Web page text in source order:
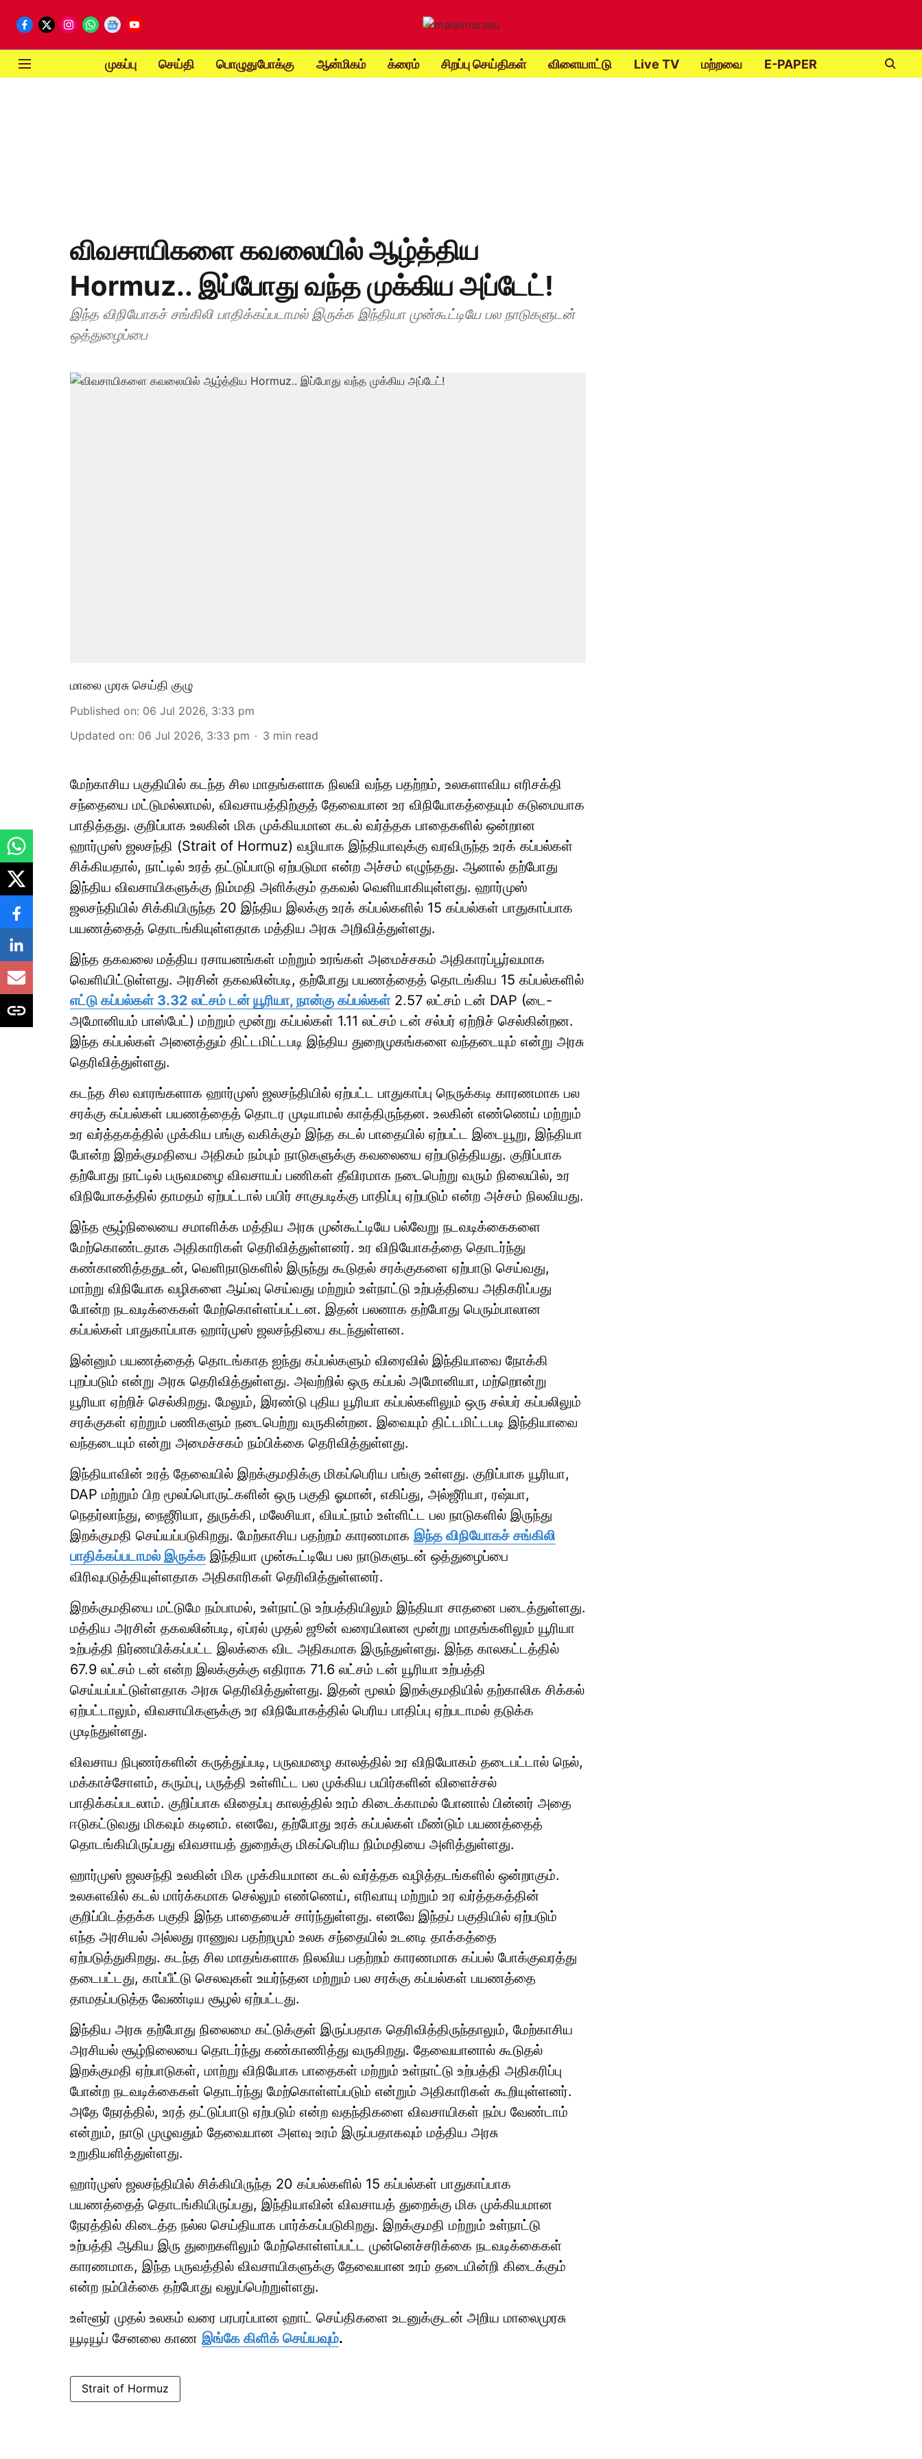
முகப்பு செய்தி பொழுதுபோக்கு ஆன்மிகம் க்ரைம் சிறப்பு செய்திகள் விளையாட்டு Live TV மற்றவை E-PAPER
விவசாயிகளை கவலையில் ஆழ்த்திய
Hormuz.. இப்போது வந்த முக்கிய அப்டேட்!
இந்த விநியோகச் சங்கிலி பாதிக்கப்படாமல் இருக்க இந்தியா முன்கூட்டியே பல நாடுகளுடன்
ஒத்துழைப்பை
மாலை முரசு செய்தி குழு
Published on: 06 Jul 2026, 3:33 pm
Updated on: 06 Jul 2026, 3:33 pm 3 min read
மேற்காசிய பகுதியில் கடந்த சில மாதங்களாக நிலவி வந்த பதற்றம், உலகளாவிய எரிசக்தி
சந்தையை மட்டுமல்லாமல், விவசாயத்திற்குத் தேவையான உர விநியோகத்தையும் கடுமையாக
பாதித்தது. குறிப்பாக உலகின் மிக முக்கியமான கடல் வர்த்தக பாதைகளில் ஒன்றான
ஹார்முஸ் ஜலசந்தி (Strait of Hormuz) வழியாக இந்தியாவுக்கு வரவிருந்த உரக் கப்பல்கள்
சிக்கியதால், நாட்டில் உரத் தட்டுப்பாடு ஏற்படுமா என்ற அச்சம் எழுந்தது. ஆனால் தற்போது
இந்திய விவசாயிகளுக்கு நிம்மதி அளிக்கும் தகவல் வெளியாகியுள்ளது. ஹார்முஸ்
ஜலசந்தியில் சிக்கியிருந்த 20 இந்திய இலக்கு உரக் கப்பல்களில் 15 கப்பல்கள் பாதுகாப்பாக
பயணத்தைத் தொடங்கியுள்ளதாக மத்திய அரசு அறிவித்துள்ளது.
இந்த தகவலை மத்திய ரசாயனங்கள் மற்றும் உரங்கள் அமைச்சகம் அதிகாரப்பூர்வமாக
வெளியிட்டுள்ளது. அரசின் தகவலின்படி, தற்போது பயணத்தைத் தொடங்கிய 15 கப்பல்களில்
எட்டு கப்பல்கள் 3.32 லட்சம் டன் யூரியா, நான்கு கப்பல்கள்2.57 லட்சம் டன் DAP (டை-
அமோனியம் பாஸ்பேட்) மற்றும் மூன்று கப்பல்கள் 1.11 லட்சம் டன் சல்பர் ஏற்றிச் செல்கின்றன.
இந்த கப்பல்கள் அனைத்தும் திட்டமிட்டபடி இந்திய துறைமுகங்களை வந்தடையும் என்று அரசு
தெரிவித்துள்ளது.
கடந்த சில வாரங்களாக ஹார்முஸ் ஜலசந்தியில் ஏற்பட்ட பாதுகாப்பு நெருக்கடி காரணமாக பல
சரக்கு கப்பல்கள் பயணத்தைத் தொடர முடியாமல் காத்திருந்தன. உலகின் எண்ணெய் மற்றும்
உர வர்த்தகத்தில் முக்கிய பங்கு வகிக்கும் இந்த கடல் பாதையில் ஏற்பட்ட இடையூறு, இந்தியா
போன்ற இறக்குமதியை அதிகம் நம்பும் நாடுகளுக்கு கவலையை ஏற்படுத்தியது. குறிப்பாக
தற்போது நாட்டில் பருவமழை விவசாயப் பணிகள் தீவிரமாக நடைபெற்று வரும் நிலையில், உர
விநியோகத்தில் தாமதம் ஏற்பட்டால் பயிர் சாகுபடிக்கு பாதிப்பு ஏற்படும் என்ற அச்சம் நிலவியது.
இந்த சூழ்நிலையை சமாளிக்க மத்திய அரசு முன்கூட்டியே பல்வேறு நடவடிக்கைகளை
மேற்கொண்டதாக அதிகாரிகள் தெரிவித்துள்ளனர். உர விநியோகத்தை தொடர்ந்து
கண்காணித்ததுடன், வெளிநாடுகளில் இருந்து கூடுதல் சரக்குகளை ஏற்பாடு செய்வது,
மாற்று விநியோக வழிகளை ஆய்வு செய்வது மற்றும் உள்நாட்டு உற்பத்தியை அதிகரிப்பது
போன்ற நடவடிக்கைகள் மேற்கொள்ளப்பட்டன. இதன் பலனாக தற்போது பெரும்பாலான
கப்பல்கள் பாதுகாப்பாக ஹார்முஸ் ஜலசந்தியை கடந்துள்ளன.
இன்னும் பயணத்தைத் தொடங்காத ஐந்து கப்பல்களும் விரைவில் இந்தியாவை நோக்கி
புறப்படும் என்று அரசு தெரிவித்துள்ளது. அவற்றில் ஒரு கப்பல் அமோனியா, மற்றொன்று
யூரியா ஏற்றிச் செல்கிறது. மேலும், இரண்டு புதிய யூரியா கப்பல்களிலும் ஒரு சல்பர் கப்பலிலும்
சரக்குகள் ஏற்றும் பணிகளும் நடைபெற்று வருகின்றன. இவையும் திட்டமிட்டபடி இந்தியாவை
வந்தடையும் என்று அமைச்சகம் நம்பிக்கை தெரிவித்துள்ளது.
இந்தியாவின் உரத் தேவையில் இறக்குமதிக்கு மிகப்பெரிய பங்கு உள்ளது. குறிப்பாக யூரியா,
DAP மற்றும் பிற மூலப்பொருட்களின் ஒரு பகுதி ஓமான், எகிப்து, அல்ஜீரியா, ரஷ்யா,
நெதர்லாந்து, நைஜீரியா, துருக்கி, மலேசியா, வியட்நாம் உள்ளிட்ட பல நாடுகளில் இருந்து
இறக்குமதி செய்யப்படுகிறது. மேற்காசிய பதற்றம் காரணமாக இந்த விநியோகச் சங்கிலி
பாதிக்கப்படாமல் இருக்க இந்தியா முன்கூட்டியே பல நாடுகளுடன் ஒத்துழைப்பை
விரிவுபடுத்தியுள்ளதாக அதிகாரிகள் தெரிவித்துள்ளனர்.
இறக்குமதியை மட்டுமே நம்பாமல், உள்நாட்டு உற்பத்தியிலும் இந்தியா சாதனை படைத்துள்ளது.
மத்திய அரசின் தகவலின்படி, ஏப்ரல் முதல் ஜூன் வரையிலான மூன்று மாதங்களிலும் யூரியா
உற்பத்தி நிர்ணயிக்கப்பட்ட இலக்கை விட அதிகமாக இருந்துள்ளது. இந்த காலகட்டத்தில்
67.9 லட்சம் டன் என்ற இலக்குக்கு எதிராக 71.6 லட்சம் டன் யூரியா உற்பத்தி
செய்யப்பட்டுள்ளதாக அரசு தெரிவித்துள்ளது. இதன் மூலம் இறக்குமதியில் தற்காலிக சிக்கல்
ஏற்பட்டாலும், விவசாயிகளுக்கு உர விநியோகத்தில் பெரிய பாதிப்பு ஏற்படாமல் தடுக்க
முடிந்துள்ளது.
விவசாய நிபுணர்களின் கருத்துப்படி, பருவமழை காலத்தில் உர விநியோகம் தடைபட்டால் நெல்,
மக்காச்சோளம், கரும்பு, பருத்தி உள்ளிட்ட பல முக்கிய பயிர்களின் விளைச்சல்
பாதிக்கப்படலாம். குறிப்பாக விதைப்பு காலத்தில் உரம் கிடைக்காமல் போனால் பின்னர் அதை
ஈடுகட்டுவது மிகவும் கடினம். எனவே, தற்போது உரக் கப்பல்கள் மீண்டும் பயணத்தைத்
தொடங்கியிருப்பது விவசாயத் துறைக்கு மிகப்பெரிய நிம்மதியை அளித்துள்ளது.
ஹார்முஸ் ஜலசந்தி உலகின் மிக முக்கியமான கடல் வர்த்தக வழித்தடங்களில் ஒன்றாகும்.
உலகளவில் கடல் மார்க்கமாக செல்லும் எண்ணெய், எரிவாயு மற்றும் உர வர்த்தகத்தின்
குறிப்பிடத்தக்க பகுதி இந்த பாதையைச் சார்ந்துள்ளது. எனவே இந்தப் பகுதியில் ஏற்படும்
எந்த அரசியல் அல்லது ராணுவ பதற்றமும் உலக சந்தையில் உடனடி தாக்கத்தை
ஏற்படுத்துகிறது. கடந்த சில மாதங்களாக நிலவிய பதற்றம் காரணமாக கப்பல் போக்குவரத்து
தடைபட்டது, காப்பீட்டு செலவுகள் உயர்ந்தன மற்றும் பல சரக்கு கப்பல்கள் பயணத்தை
தாமதப்படுத்த வேண்டிய சூழல் ஏற்பட்டது.
இந்திய அரசு தற்போது நிலைமை கட்டுக்குள் இருப்பதாக தெரிவித்திருந்தாலும், மேற்காசிய
அரசியல் சூழ்நிலையை தொடர்ந்து கண்காணித்து வருகிறது. தேவையானால் கூடுதல்
இறக்குமதி ஏற்பாடுகள், மாற்று விநியோக பாதைகள் மற்றும் உள்நாட்டு உற்பத்தி அதிகரிப்பு
போன்ற நடவடிக்கைகள் தொடர்ந்து மேற்கொள்ளப்படும் என்றும் அதிகாரிகள் கூறியுள்ளனர்.
அதே நேரத்தில், உரத் தட்டுப்பாடு ஏற்படும் என்ற வதந்திகளை விவசாயிகள் நம்ப வேண்டாம்
என்றும், நாடு முழுவதும் தேவையான அளவு உரம் இருப்பதாகவும் மத்திய அரசு
உறுதியளித்துள்ளது.
ஹார்முஸ் ஜலசந்தியில் சிக்கியிருந்த 20 கப்பல்களில் 15 கப்பல்கள் பாதுகாப்பாக
பயணத்தைத் தொடங்கியிருப்பது, இந்தியாவின் விவசாயத் துறைக்கு மிக முக்கியமான
நேரத்தில் கிடைத்த நல்ல செய்தியாக பார்க்கப்படுகிறது. இறக்குமதி மற்றும் உள்நாட்டு
உற்பத்தி ஆகிய இரு துறைகளிலும் மேற்கொள்ளப்பட்ட முன்னெச்சரிக்கை நடவடிக்கைகள்
காரணமாக, இந்த பருவத்தில் விவசாயிகளுக்கு தேவையான உரம் தடையின்றி கிடைக்கும்
என்ற நம்பிக்கை தற்போது வலுப்பெற்றுள்ளது.
உள்ளூர் முதல் உலகம் வரை பரபரப்பான ஹாட் செய்திகளை உடனுக்குடன் அறிய மாலைமுரசு
யூடியூப் சேனலை காண இங்கே கிளிக் செய்யவும்.
Strait of Hormuz